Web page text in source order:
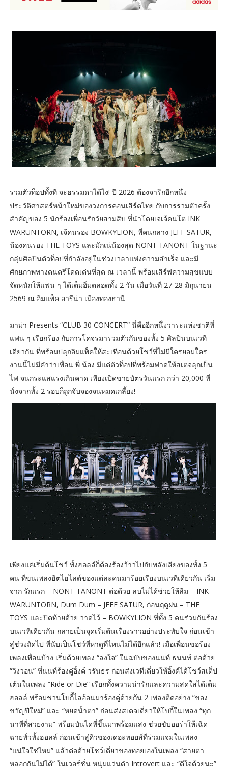
รวมตัวท็อปทั้งที จะธรรมดาได้ไง! ปี 2026 ต้องจารึกอีกหนึ่ง
ประวัติศาสตร์หน้าใหม่ของวงการคอนเสิร์ตไทย กับการรวมตัวครั้ง
สำคัญของ 5 นักร้องเพื่อนรักวัยสามสิบ ที่นำโดยเจเจ้คนโต INK
WARUNTORN, เจ้คนรอง BOWKYLION, พี่คนกลาง JEFF SATUR,
น้องคนรอง THE TOYS และมักเน่น้องสุด NONT TANONT ในฐานะ
กลุ่มศิลปินตัวท็อปที่กำลังอยู่ในช่วงเวลาแห่งความสำเร็จ และมี
ศักยภาพทางดนตรีโดดเด่นที่สุด ณ เวลานี้ พร้อมเสิร์ฟความสุขแบบ
จัดหนักให้แฟน ๆ ได้เต็มอิ่มตลอดทั้ง 2 วัน เมื่อวันที่ 27-28 มิถุนายน
2569 ณ อิมแพ็ค อารีน่า เมืองทองธานี
มาม่า Presents “CLUB 30 CONCERT” นี่คืออีกหนึ่งวาระแห่งชาติที่
แฟน ๆ เรียกร้อง กับการโคจรมารวมตัวกันของทั้ง 5 ศิลปินบนเวที
เดียวกัน ที่พร้อมปลุกอิมแพ็คให้สะเทือนด้วยโชว์ที่ไม่มีใครยอมใคร
งานนี้ไม่มีคำว่าเพื่อน พี่ น้อง มีแต่ตัวท็อปที่พร้อมฟาดให้สเตจลุกเป็น
ไฟ จนกระแสแรงเกินคาด เพียงเปิดขายบัตรวันแรก กว่า 20,000 ที่
นั่งจากทั้ง 2 รอบก็ถูกจับจองจนหมดเกลี้ยง!
เพียงแค่เริ่มต้นโชว์ ทั้งฮอลล์ก็ต้องร้องว้าวไปกับพลังเสียงของทั้ง 5
คน ที่ขนเพลงฮิตไฮไลต์ของแต่ละคนมาร้อยเรียงบนเวทีเดียวกัน เริ่ม
จาก รักแรก – NONT TANONT ต่อด้วย ลบไม่ได้ช่วยให้ลืม – INK
WARUNTORN, Dum Dum – JEFF SATUR, ก่อนฤดูฝน – THE
TOYS และปิดท้ายด้วย วาดไว้ – BOWKYLION ที่ทั้ง 5 คนร่วมกันร้อง
บนเวทีเดียวกัน กลายเป็นจุดเริ่มต้นเรื่องราวอย่างประทับใจ ก่อนเข้า
สู่ช่วงถัดไป ที่นับเป็นโชว์ที่หาดูที่ไหนไม่ได้อีกแล้ว! เมื่อเพื่อนขอร้อง
เพลงเพื่อนบ้าง เริ่มด้วยเพลง “ลงใจ” ในฉบับของนนท์ ธนนท์ ต่อด้วย
“วิงวอน” ที่นนท์ร้องคู่อิ้งค์ วรันธร ก่อนส่งเวทีเดี่ยวให้อิ้งค์ได้โชว์สเต็ป
เต้นในเพลง “Ride or Die” เรียกทั้งความน่ารักและความสดใสได้เต็ม
ฮอลล์ พร้อมชวนโบกี้ไลอ้อนมาร้องคู่ด้วยกัน 2 เพลงติดอย่าง “ของ
ขวัญปีใหม่” และ “หยดน้ำตา” ก่อนส่งสเตจเดี่ยวให้โบกี้ในเพลง “ทุก
นาทีที่สวยงาม” พร้อมบันไดที่ขึ้นมาพร้อมแสง ช่วยขับออร่าให้เฉิด
ฉายทั่วทั้งฮอลล์ ก่อนเข้าสู่คิวของเดอะทอยส์ที่ร่วมแจมในเพลง
“แน่ใจใช่ไหม” แล้วต่อด้วยโชว์เดี่ยวของทอยเองในเพลง “สายตา
หลอกกันไม่ได้” ในเวอร์ชั่น หนุ่มแว่นดำ Introvert และ “ดีใจด้วยนะ”